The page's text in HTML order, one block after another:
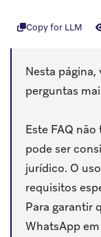
Copy for LLM
Nesta
perguntas
Este FAQ
pode ser
jurídico. O
requisitos
Para garantir
WhatsApp